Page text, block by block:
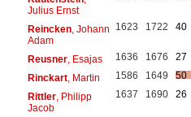
Julius Ernst
Reincken, Johann
Adam
1623 1722 40
Reusner, Esajas 1636 1676
27
Rinckart, Martin 1586 1649
50
Rittler, Philipp
Jacob
1637 1690 26